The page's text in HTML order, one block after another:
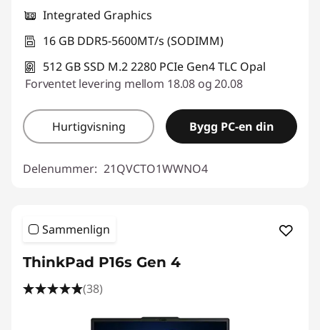
Integrated Graphics
16 GB DDR5-5600MT/s (SODIMM)
512 GB SSD M.2 2280 PCIe Gen4 TLC Opal
Forventet levering mellom 18.08 og 20.08
Hurtigvisning Bygg PC-en din
Delenummer: 21QVCTO1WWNO4
Sammenlign
ThinkPad P16s Gen 4
(38)